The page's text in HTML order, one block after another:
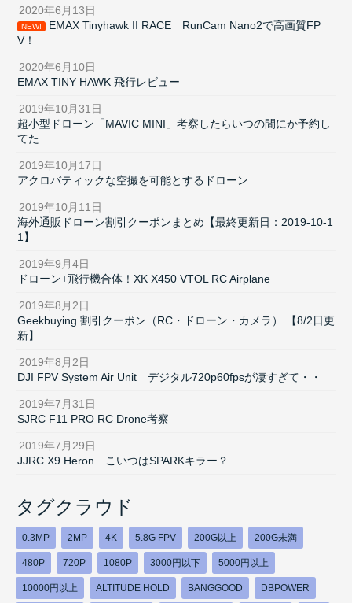
2020年6月13日
NEW!
EMAX Tinyhawk II RACE RunCam Nano2で高画質FP
V！
2020年6月10日
EMAX TINY HAWK 飛行レビュー
2019年10月31日
超小型ドローン「MAVIC MINI」考察したらいつの間にか予約し
てた
2019年10月17日
アクロバティックな空撮を可能とするドローン
2019年10月11日
海外通販ドローン割引クーポンまとめ【最終更新日：2019-10-1
1】
2019年9月4日
ドローン+飛行機合体！XK X450 VTOL RC Airplane
2019年8月2日
Geekbuying 割引クーポン（RC・ドローン・カメラ） 【8/2日更
新】
2019年8月2日
DJI FPV System Air Unit デジタル720p60fpsが凄すぎて・・
2019年7月31日
SJRC F11 PRO RC Drone考察
2019年7月29日
JJRC X9 Heron こいつはSPARKキラー？
タグクラウド
0.3MP 2MP 4K 5.8G FPV 200G以上 200G未満
480P 720P 1080P 3000円以下 5000円以上
10000円以上 ALTITUDE HOLD BANGGOOD DBPOWER